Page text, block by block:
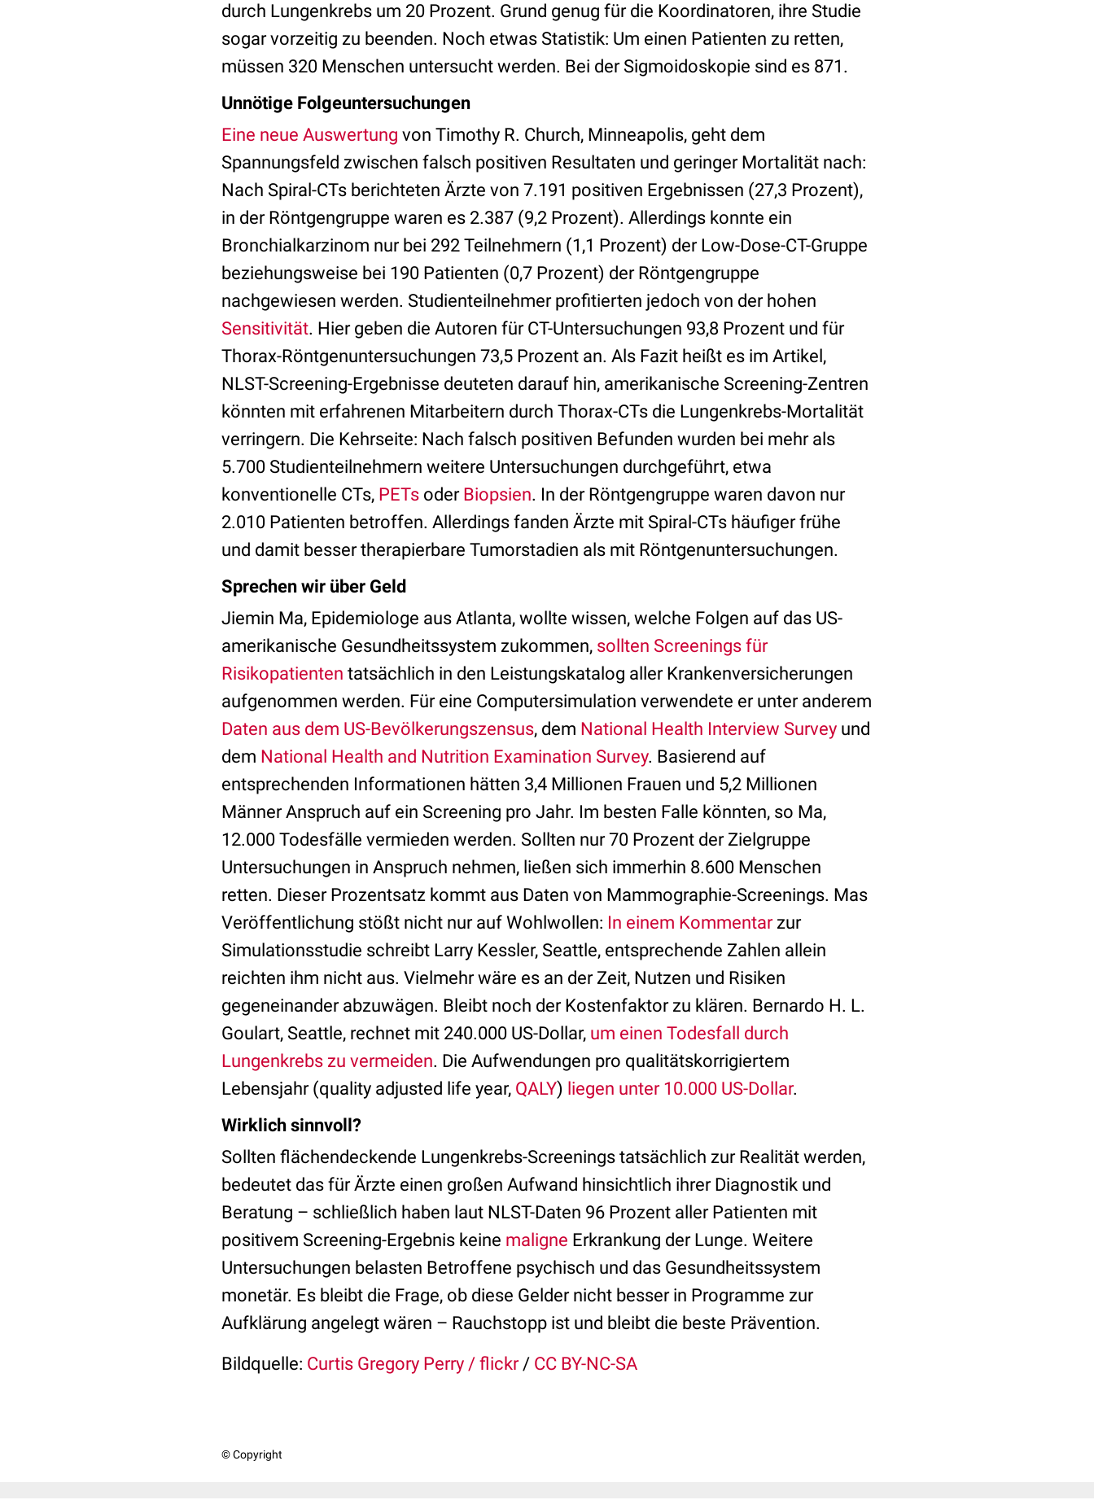
durch Lungenkrebs um 20 Prozent. Grund genug für die Koordinatoren, ihre Studie
sogar vorzeitig zu beenden. Noch etwas Statistik: Um einen Patienten zu retten,
müssen 320 Menschen untersucht werden. Bei der Sigmoidoskopie sind es 871.
Unnötige Folgeuntersuchungen
Eine neue Auswertung von Timothy R. Church, Minneapolis, geht dem
Spannungsfeld zwischen falsch positiven Resultaten und geringer Mortalität nach:
Nach Spiral-CTs berichteten Ärzte von 7.191 positiven Ergebnissen (27,3 Prozent),
in der Röntgengruppe waren es 2.387 (9,2 Prozent). Allerdings konnte ein
Bronchialkarzinom nur bei 292 Teilnehmern (1,1 Prozent) der Low-Dose-CT-Gruppe
beziehungsweise bei 190 Patienten (0,7 Prozent) der Röntgengruppe
nachgewiesen werden. Studienteilnehmer profitierten jedoch von der hohen
Sensitivität. Hier geben die Autoren für CT-Untersuchungen 93,8 Prozent und für
Thorax-Röntgenuntersuchungen 73,5 Prozent an. Als Fazit heißt es im Artikel,
NLST-Screening-Ergebnisse deuteten darauf hin, amerikanische Screening-Zentren
könnten mit erfahrenen Mitarbeitern durch Thorax-CTs die Lungenkrebs-Mortalität
verringern. Die Kehrseite: Nach falsch positiven Befunden wurden bei mehr als
5.700 Studienteilnehmern weitere Untersuchungen durchgeführt, etwa
konventionelle CTs, PETs oder Biopsien. In der Röntgengruppe waren davon nur
2.010 Patienten betroffen. Allerdings fanden Ärzte mit Spiral-CTs häufiger frühe
und damit besser therapierbare Tumorstadien als mit Röntgenuntersuchungen.
Sprechen wir über Geld
Jiemin Ma, Epidemiologe aus Atlanta, wollte wissen, welche Folgen auf das US-
amerikanische Gesundheitssystem zukommen, sollten Screenings für
Risikopatienten tatsächlich in den Leistungskatalog aller Krankenversicherungen
aufgenommen werden. Für eine Computersimulation verwendete er unter anderem
Daten aus dem US-Bevölkerungszensus, dem National Health Interview Survey und
dem National Health and Nutrition Examination Survey. Basierend auf
entsprechenden Informationen hätten 3,4 Millionen Frauen und 5,2 Millionen
Männer Anspruch auf ein Screening pro Jahr. Im besten Falle könnten, so Ma,
12.000 Todesfälle vermieden werden. Sollten nur 70 Prozent der Zielgruppe
Untersuchungen in Anspruch nehmen, ließen sich immerhin 8.600 Menschen
retten. Dieser Prozentsatz kommt aus Daten von Mammographie-Screenings. Mas
Veröffentlichung stößt nicht nur auf Wohlwollen: In einem Kommentarzur
Simulationsstudie schreibt Larry Kessler, Seattle, entsprechende Zahlen allein
reichten ihm nicht aus. Vielmehr wäre es an der Zeit, Nutzen und Risiken
gegeneinander abzuwägen. Bleibt noch der Kostenfaktor zu klären. Bernardo H. L.
Goulart, Seattle, rechnet mit 240.000 US-Dollar, um einen Todesfall durch
Lungenkrebs zu vermeiden. Die Aufwendungen pro qualitätskorrigiertem
Lebensjahr (quality adjusted life year, QALY) liegen unter 10.000 US-Dollar.
Wirklich sinnvoll?
Sollten flächendeckende Lungenkrebs-Screenings tatsächlich zur Realität werden,
bedeutet das für Ärzte einen großen Aufwand hinsichtlich ihrer Diagnostik und
Beratung – schließlich haben laut NLST-Daten 96 Prozent aller Patienten mit
positivem Screening-Ergebnis keine maligne Erkrankung der Lunge. Weitere
Untersuchungen belasten Betroffene psychisch und das Gesundheitssystem
monetär. Es bleibt die Frage, ob diese Gelder nicht besser in Programme zur
Aufklärung angelegt wären – Rauchstopp ist und bleibt die beste Prävention.
Bildquelle: Curtis Gregory Perry / flickr/ CC BY-NC-SA
© Copyright